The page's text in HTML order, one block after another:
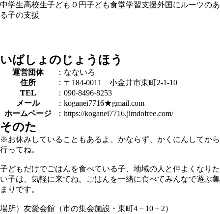
中学生高校生子ども０円子ども食堂学習支援外国にルーツのあ
る子の支援
いばしょのじょうほう
運営団体
：なないろ
住所
：〒184-0011 小金井市東町2-1-10
TEL
：090-8496-8253
メール
：koganei7716★gmail.com
ホームページ
：https://koganei7716.jimdofree.com/
そのた
※お休みしていることもあるよ、かならず、かくにんしてから
行ってね。
子どもだけでごはんを食べている子、地域の人と仲よくなりた
い子は、気軽に来てね。ごはんを一緒に食べてみんなで遊ぶ集
まりです。
場所）友愛会館（市の集会施設・東町4－10－2）